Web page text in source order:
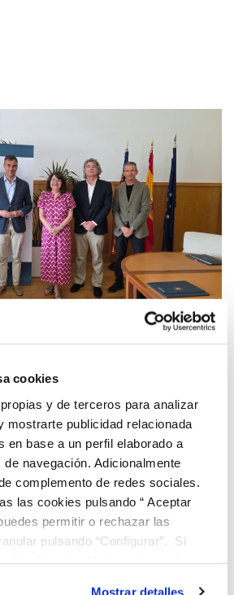
cookies
y de terceros para analizar
mostrarte publicidad relacionada
en base a un perfil elaborado a
navegación. Adicionalmente
complemento de redes sociales.
las cookies pulsando “ Aceptar
permitir o rechazar las
pulsando “Configurar”. Si
Mostrar detalles
renuevan su
a impulsar la
la programación cultural